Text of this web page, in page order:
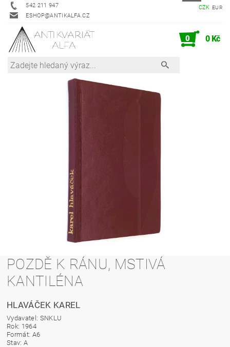
542 211 947
ESHOP@ANTIKALFA.CZ
CZK EUR
0 0 Kč
POZDĚ K RÁNU, MSTIVÁ
KANTILÉNA
HLAVÁČEK KAREL
Vydavatel: SNKLU
Rok: 1964
Formát: A6
Stav: A